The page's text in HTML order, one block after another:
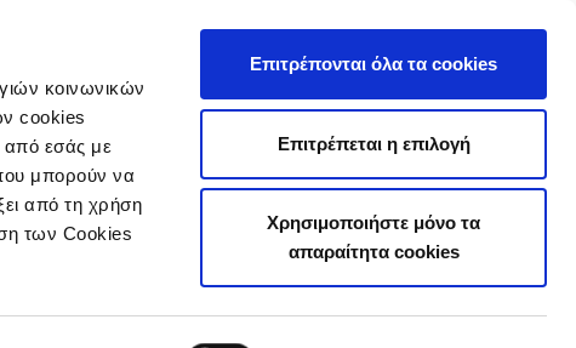
κοινωνικών
cookies
από εσάς με
μπορούν να
από τη χρήση
των Cookies
Επιτρέπονται όλα τα cookies
Επιτρέπεται η επιλογή
Χρησιμοποιήστε μόνο τα
απαραίτητα cookies
Next
Tweets by CyprusFA
Προσεχή γεγονότα
Conference League